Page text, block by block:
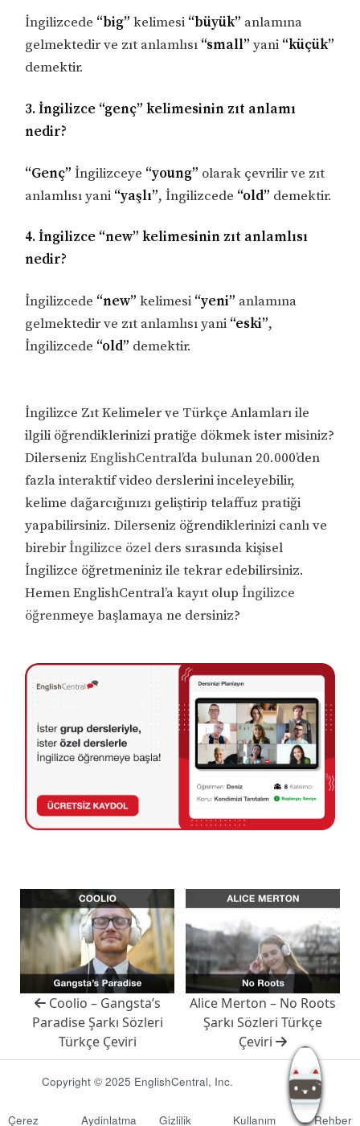
İngilizcede “big” kelimesi “büyük” anlamına
gelmektedir ve zıt anlamlısı “small” yani “küçük”
demektir.
3. İngilizce “genç” kelimesinin zıt anlamı
nedir?
“Genç” İngilizceye “young” olarak çevrilir ve zıt
anlamlısı yani “yaşlı”, İngilizcede “old” demektir.
4. İngilizce “new” kelimesinin zıt anlamlısı
nedir?
İngilizcede “new” kelimesi “yeni” anlamına
gelmektedir ve zıt anlamlısı yani “eski”,
İngilizcede “old” demektir.
İngilizce Zıt Kelimeler ve Türkçe Anlamları ile
ilgili öğrendiklerinizi pratiğe dökmek ister misiniz?
DilersenizEnglishCentral’da bulunan 20.000’den
fazla interaktif video derslerini inceleyebilir,
kelime dağarcığınızı geliştirip telaffuz pratiği
yapabilirsiniz. Dilerseniz öğrendiklerinizi canlı ve
birebirİngilizce özel ders sırasında kişisel
İngilizce öğretmeniniz ile tekrar edebilirsiniz.
Hemen EnglishCentral’a kayıt olupİngilizce
öğrenmeye başlamaya ne dersiniz?
Coolio – Gangsta’s
Paradise Şarkı Sözleri
Türkçe Çeviri
Alice Merton – No Roots
Şarkı Sözleri Türkçe
Çeviri
Copyright © 2025 EnglishCentral, Inc.
Çerez Aydinlatma Gizlilik Kullanım Rehber